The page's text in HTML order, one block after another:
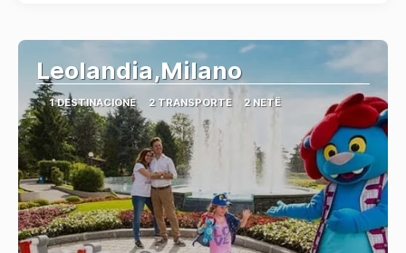
Leolandia,Milano
1 DESTINACIONE 2 TRANSPORTE 2 NETË